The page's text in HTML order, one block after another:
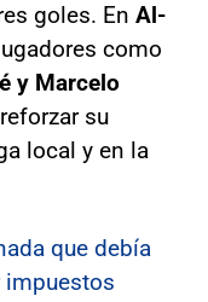
goles. En Al-
como
y Marcelo
su
local y en la
que debía
impuestos